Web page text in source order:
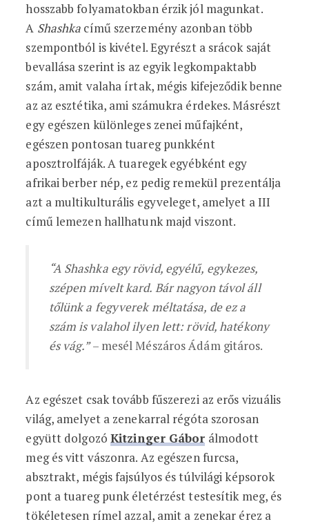
hosszabb folyamatokban érzik jól magunkat.
A Shashka című szerzemény azonban több
szempontból is kivétel. Egyrészt a srácok saját
bevallása szerint is az egyik legkompaktabb
szám, amit valaha írtak, mégis kifejeződik benne
az az esztétika, ami számukra érdekes. Másrészt
egy egészen különleges zenei műfajként,
egészen pontosan tuareg punkként
aposztrolfáják. A tuaregek egyébként egy
afrikai berber nép, ez pedig remekül prezentálja
azt a multikulturális egyveleget, amelyet a III
című lemezen hallhatunk majd viszont.
“A Shashka egy rövid, egyélű, egykezes,
szépen mívelt kard. Bár nagyon távol áll
tőlünk a fegyverek méltatása, de ez a
szám is valahol ilyen lett: rövid, hatékony
és vág.”– mesél Mészáros Ádám gitáros.
Az egészet csak tovább fűszerezi az erős vizuális
világ, amelyet a zenekarral régóta szorosan
együtt dolgozó Kitzinger Gábor álmodott
meg és vitt vászonra. Az egészen furcsa,
absztrakt, mégis fajsúlyos és túlvilági képsorok
pont a tuareg punk életérzést testesítik meg, és
tökéletesen rímel azzal, amit a zenekar érez a